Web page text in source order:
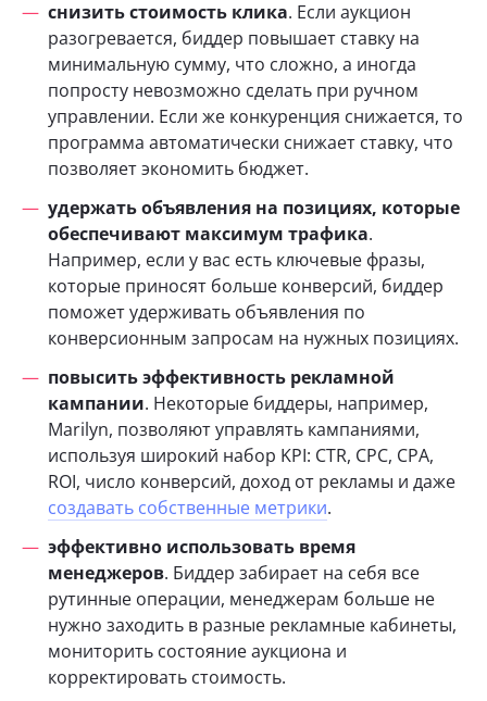
снизить стоимость клика. Если аукцион
разогревается, биддер повышает ставку на
минимальную сумму, что сложно, а иногда
попросту невозможно сделать при ручном
управлении. Если же конкуренция снижается, то
программа автоматически снижает ставку, что
позволяет экономить бюджет.
удержать объявления на позициях, которые
обеспечивают максимум трафика.
Например, если у вас есть ключевые фразы,
которые приносят больше конверсий, биддер
поможет удерживать объявления по
конверсионным запросам на нужных позициях.
повысить эффективность рекламной
кампании. Некоторые биддеры, например,
Marilyn, позволяют управлять кампаниями,
используя широкий набор KPI: CTR, CPC, CPA,
ROI, число конверсий, доход от рекламы и даже
создавать собственные метрики.
эффективно использовать время
менеджеров. Биддер забирает на себя все
рутинные операции, менеджерам больше не
нужно заходить в разные рекламные кабинеты,
мониторить состояние аукциона и
корректировать стоимость.